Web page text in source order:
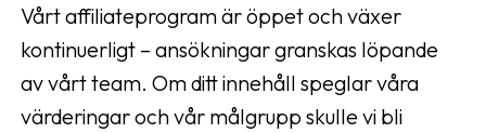
Vårt affiliateprogram är öppet och växer
kontinuerligt – ansökningar granskas löpande
av vårt team. Om ditt innehåll speglar våra
värderingar och vår målgrupp skulle vi bli